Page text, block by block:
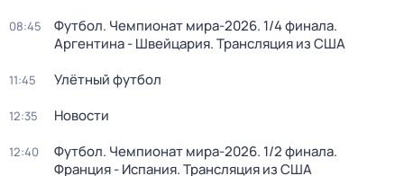
08:45
Футбол. Чемпионат мира-2026. 1/4 финала.
Аргентина - Швейцария. Трансляция из США
11:45 Улётный футбол
12:35 Новости
12:40
Футбол. Чемпионат мира-2026. 1/2 финала.
Франция - Испания. Трансляция из США